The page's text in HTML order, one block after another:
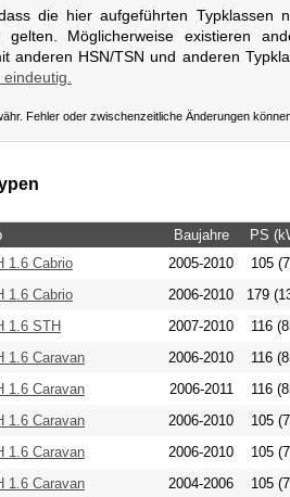
die hier aufgeführten Typklassen
gelten. Möglicherweise existieren
anderen HSN/TSN und anderen
Fehler oder zwischenzeitliche Änderungen
Baujahre
PS
1.6 Cabrio 2005-2010
105
1.6 Cabrio 2006-2010
179
1.6 STH 2007-2010
116
1.6 Caravan 2006-2010
116
1.6 Caravan 2006-2011
116
1.6 Caravan 2006-2010
105
1.6 Caravan 2006-2010
105
1.6 Caravan 2004-2006
105